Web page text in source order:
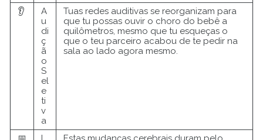
👂
A
u
di
ç
ã
o
S
el
e
ti
v
a
Tuas redes auditivas se reorganizam para
que tu possas ouvir o choro do bebê a
quilômetros, mesmo que tu esqueças o
que o teu parceiro acabou de te pedir na
sala ao lado agora mesmo.